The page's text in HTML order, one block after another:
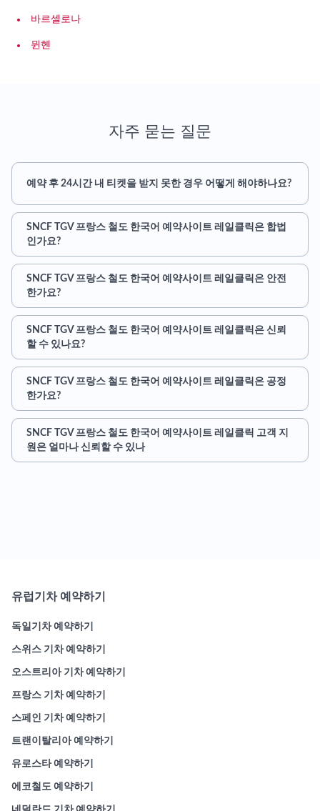
바르셀로나
뮌헨
자주 묻는 질문
예약 후 24시간 내 티켓을 받지 못한 경우 어떻게 해야하나요?
SNCF TGV 프랑스 철도 한국어 예약사이트 레일클릭은 합법
인가요?
SNCF TGV 프랑스 철도 한국어 예약사이트 레일클릭은 안전
한가요?
SNCF TGV 프랑스 철도 한국어 예약사이트 레일클릭은 신뢰
할 수 있나요?
SNCF TGV 프랑스 철도 한국어 예약사이트 레일클릭은 공정
한가요?
SNCF TGV 프랑스 철도 한국어 예약사이트 레일클릭 고객 지
원은 얼마나 신뢰할 수 있나
유럽기차 예약하기
독일기차 예약하기
스위스 기차 예약하기
오스트리아 기차 예약하기
프랑스 기차 예약하기
스페인 기차 예약하기
트랜이탈리아 예약하기
유로스타 예약하기
에코철도 예약하기